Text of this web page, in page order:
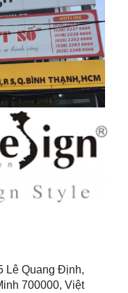
Lê Quang Định,
700000, Việt